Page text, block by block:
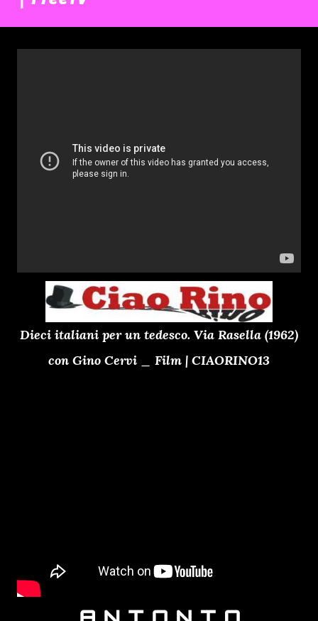
Dieci italiani per un tedesco. Via Rasella (1962)
con Gino Cervi _ Film | CIAORINO13